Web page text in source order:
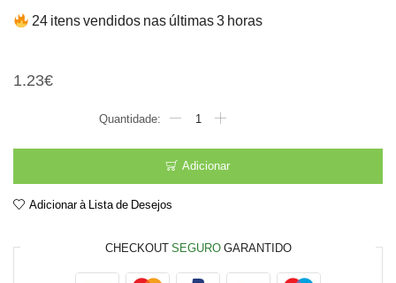
24 itens vendidos nas últimas 3 horas
1.23€
Cald.
115g
Adicionar
Adicionar à Lista de Desejos
CHECKOUTSEGUROGARANTIDO